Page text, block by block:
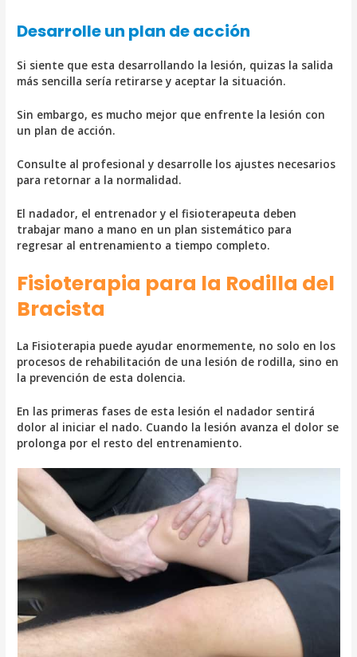
Desarrolle un plan de acción
Si siente que esta desarrollando la lesión, quizas la salida
más sencilla sería retirarse y aceptar la situación.
Sin embargo, es mucho mejor que enfrente la lesión con
un plan de acción.
Consulte al profesional y desarrolle los ajustes necesarios
para retornar a la normalidad.
El nadador, el entrenador y el fisioterapeuta deben
trabajar mano a mano en un plan sistemático para
regresar al entrenamiento a tiempo completo.
Fisioterapia para la Rodilla del
Bracista
La Fisioterapia puede ayudar enormemente, no solo en los
procesos de rehabilitación de una lesión de rodilla, sino en
la prevención de esta dolencia.
En las primeras fases de esta lesión el nadador sentirá
dolor al iniciar el nado. Cuando la lesión avanza el dolor se
prolonga por el resto del entrenamiento.